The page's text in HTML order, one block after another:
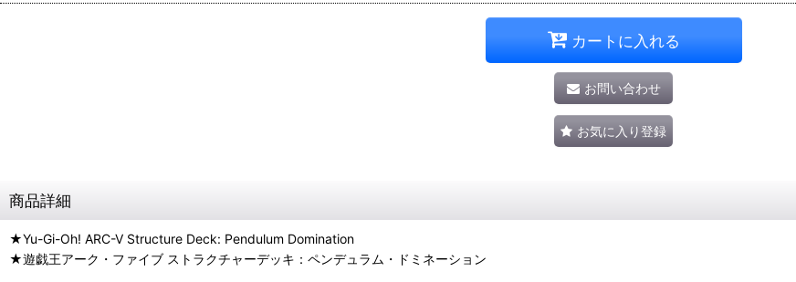
カートに入れる
お問い合わせ
お気に入り登録
商品詳細
★Yu-Gi-Oh! ARC-V Structure Deck: Pendulum Domination
★遊戯王アーク・ファイブ ストラクチャーデッキ：ペンデュラム・ドミネーション